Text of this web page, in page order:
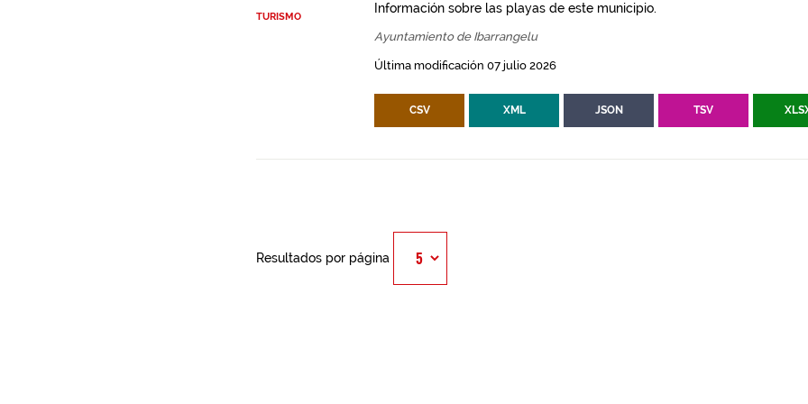
TURISMO
Información sobre las playas de este municipio.
Ayuntamiento de Ibarrangelu
Última modificación 07 julio 2026
CSV XML JSON TSV
Resultados por página